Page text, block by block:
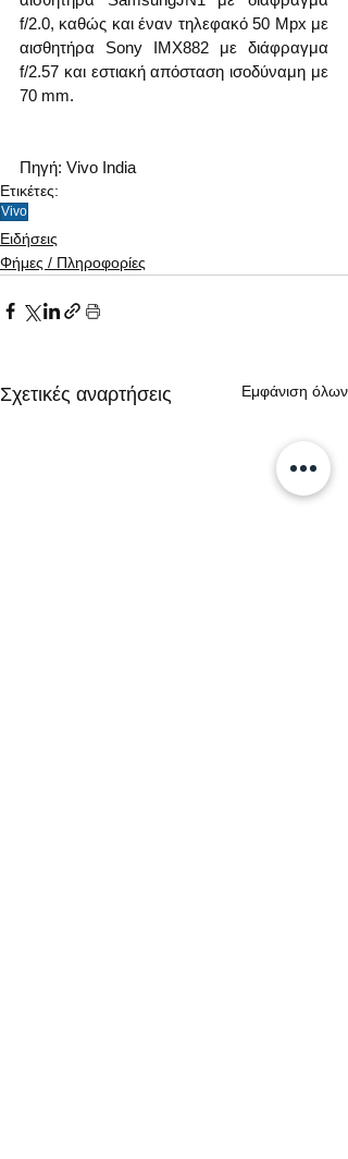
f/2.0, καθώς και έναν τηλεφακό 50 Mpx με
αισθητήρα Sony IMX882 με διάφραγμα
f/2.57 και εστιακή απόσταση ισοδύναμη με
70 mm.
Πηγή: Vivo India
Ετικέτες:
Vivo
Ειδήσεις
Φήμες / Πληροφορίες
Σχετικές αναρτήσεις Εμφάνιση όλων